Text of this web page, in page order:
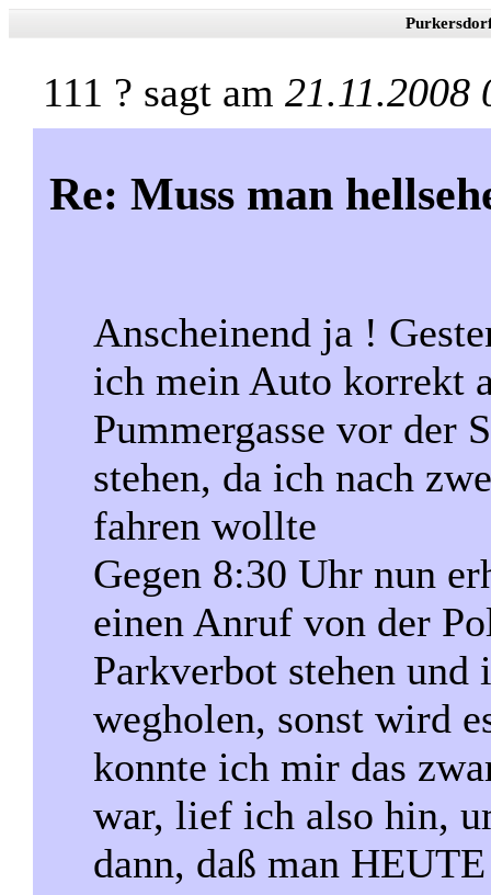
111 ? sagt am 21.11.2008
Re: Muss man
Anscheinend ja !
ich mein Auto korrekt
Pummergasse vor der
stehen, da ich nach
fahren wollte
Gegen 8:30 Uhr nun
einen Anruf von der
Parkverbot stehen und
wegholen, sonst wird
konnte ich mir das
war, lief ich also hin,
dann, daß man